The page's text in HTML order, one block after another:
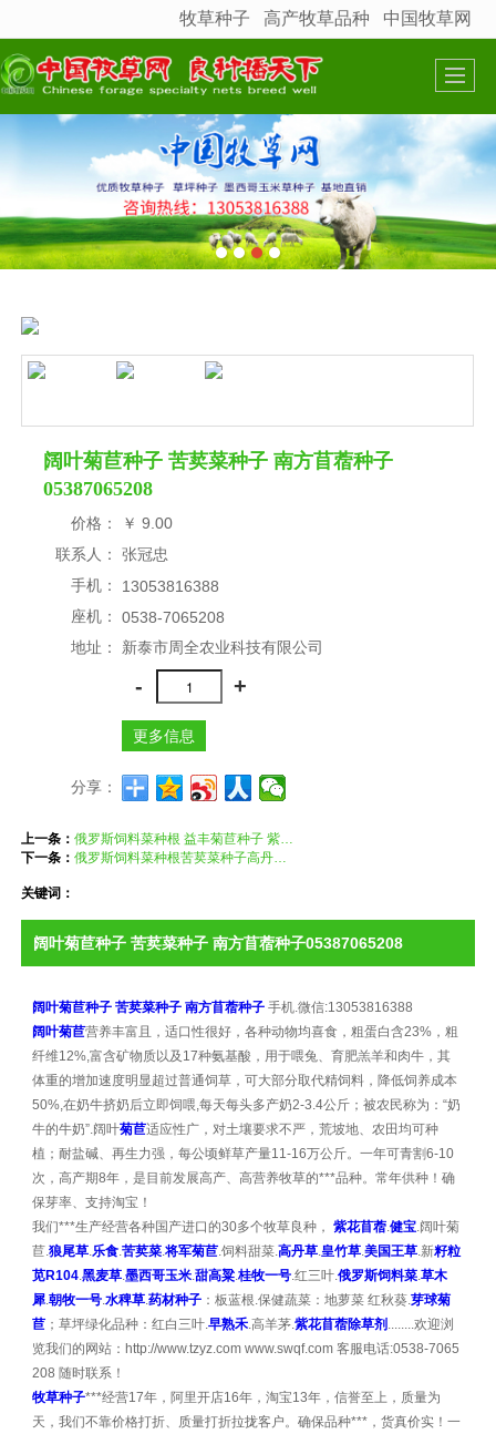
很遗憾，因您的浏览器版本过低导致无法获得最佳浏览体验，推荐下载安装谷歌浏览器！
牧草种子 高产牧草品种 中国牧草网
阔叶菊苣种子 苦荬菜种子 南方苜蓿种子
05387065208
价格： ￥9.00
联系人：
张冠忠
手机：
13053816388
座机：
0538-7065208
地址：
新泰市周全农业科技有限公司
- +
更多信息
分享：
上一条：
俄罗斯饲料菜种根 益丰菊苣种子 紫花苜蓿种子 健宝种子
下一条：
俄罗斯饲料菜种根苦荬菜种子高丹草种子13053816388
关键词：
阔叶菊苣种子 苦荬菜种子 南方苜蓿种子05387065208
阔叶菊苣种子 苦荬菜种子 南方苜蓿种子 手机.微信:13053816388
阔叶菊苣营养丰富且，适口性很好，各种动物均喜食，粗蛋白含23%，粗
纤维12%,富含矿物质以及17种氨基酸，用于喂兔、育肥羔羊和肉牛，其
体重的增加速度明显超过普通饲草，可大部分取代精饲料，降低饲养成本
50%,在奶牛挤奶后立即饲喂,每天每头多产奶2-3.4公斤；被农民称为：“奶
牛的牛奶”.阔叶菊苣适应性广，对土壤要求不严，荒坡地、农田均可种
植；耐盐碱、再生力强，每公顷鲜草产量11-16万公斤。一年可青割6-10
次，高产期8年，是目前发展高产、高营养牧草的***品种。常年供种！确
保芽率、支持淘宝！
我们***生产经营各种国产进口的30多个牧草良种，紫花苜蓿.健宝.阔叶菊
苣.狼尾草.乐食.苦荬菜.将军菊苣.饲料甜菜.高丹草.皇竹草.美国王草.新籽粒
苋R104.黑麦草.墨西哥玉米.甜高粱.桂牧一号.红三叶.俄罗斯饲料菜.草木
犀.朝牧一号.水稗草.药材种子 ：板蓝根.保健蔬菜：地萝菜 红秋葵.芽球菊
苣 ；草坪绿化品种：红白三叶.早熟禾.高羊茅.紫花苜蓿除草剂 ........欢迎浏
览我们的网站：http://www.tzyz.com www.swqf.com 客服电话:0538-7065
208 随时联系！
牧草种子***经营17年，阿里开店16年，淘宝13年，信誉至上，质量为
天，我们不靠价格打折、质量打折拉拢客户。确保品种***，货真价实！一